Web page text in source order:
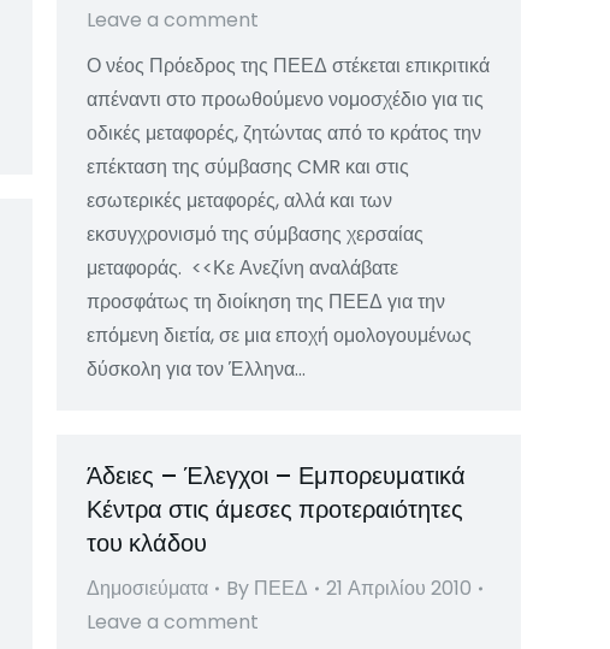
Leave a comment
Ο νέος Πρόεδρος της ΠΕΕΔ στέκεται επικριτικά
απέναντι στο προωθούμενο νομοσχέδιο για τις
οδικές μεταφορές, ζητώντας από το κράτος την
επέκταση της σύμβασης CMR και στις
εσωτερικές μεταφορές, αλλά και των
εκσυγχρονισμό της σύμβασης χερσαίας
μεταφοράς. <<Κε Ανεζίνη αναλάβατε
προσφάτως τη διοίκηση της ΠΕΕΔ για την
επόμενη διετία, σε μια εποχή ομολογουμένως
δύσκολη για τον Έλληνα…
Άδειες – Έλεγχοι – Εμπορευματικά
Κέντρα στις άμεσες προτεραιότητες
του κλάδου
Δημοσιεύματα By ΠΕΕΔ
21 Απριλίου 2010
Leave a comment